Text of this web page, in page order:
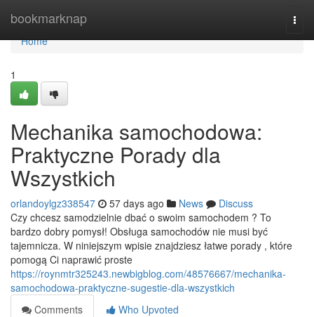
bookmarknap
Home
Home
1
Mechanika samochodowa:
Praktyczne Porady dla
Wszystkich
orlandoylgz338547 57 days ago News
Discuss
Czy chcesz samodzielnie dbać o swoim samochodem ? To
bardzo dobry pomysł! Obsługa samochodów nie musi być
tajemnicza. W niniejszym wpisie znajdziesz łatwe porady , które
pomogą Ci naprawić proste
https://roynmtr325243.newbigblog.com/48576667/mechanika-
samochodowa-praktyczne-sugestie-dla-wszystkich
Comments
Who Upvoted